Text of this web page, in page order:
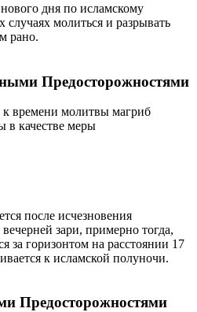
дня по исламскому
молиться и разрывать
рано.
Предосторожностями
времени молитвы магриб
в качестве меры
после исчезновения
вечерней зари, примерно тогда,
за горизонтом на расстоянии 17
к исламской полуночи.
Предосторожностями